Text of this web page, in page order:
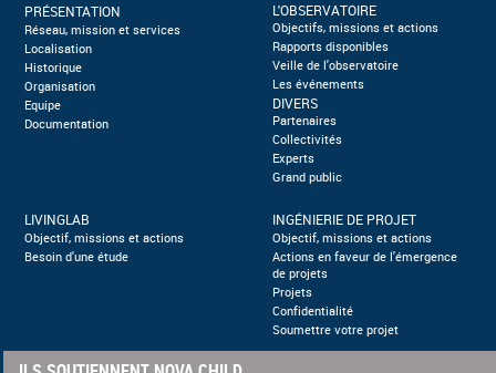
PRÉSENTATION
Réseau, mission et services
Localisation
Historique
Organisation
Equipe
Documentation
L'OBSERVATOIRE
Objectifs, missions et actions
Rapports disponibles
Veille de l'observatoire
Les événements
DIVERS
Partenaires
Collectivités
Experts
Grand public
LIVINGLAB
Objectif, missions et actions
Besoin d'une étude
INGÉNIERIE DE PROJET
Objectif, missions et actions
Actions en faveur de l'émergence
de projets
Projets
Confidentialité
Soumettre votre projet